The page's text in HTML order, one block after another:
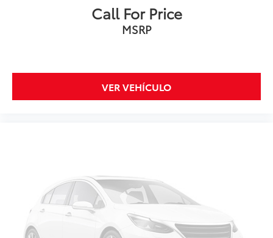
Call For Price
MSRP
VER VEHÍCULO